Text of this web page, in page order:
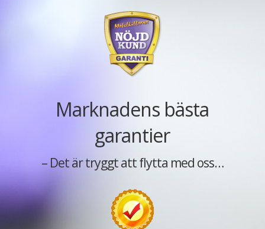
Marknadens bästa
garantier
– Det är tryggt att flytta med oss…